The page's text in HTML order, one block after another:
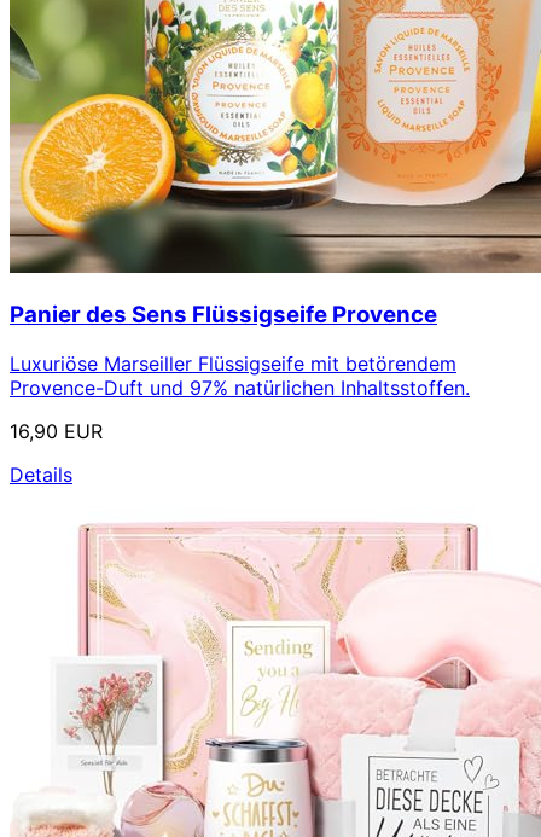
Panier des Sens Flüssigseife Provence
Luxuriöse Marseiller Flüssigseife mit betörendem
Provence-Duft und 97% natürlichen Inhaltsstoffen.
16,90 EUR
Details